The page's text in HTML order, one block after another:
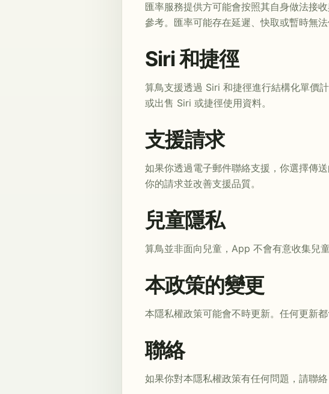
匯率服務提供方可能會按照其自身做法接
參考。匯率可能存在延遲、快取或暫時無
Siri 和捷徑
算鳥支援透過 Siri 和捷徑進行結構化單價
或出售 Siri 或捷徑使用資料。
支援請求
如果你透過電子郵件聯絡支援，你選擇傳
你的請求並改善支援品質。
兒童隱私
算鳥並非面向兒童，App 不會有意收集兒童
本政策的變更
本隱私權政策可能會不時更新。任何更新
聯絡
如果你對本隱私權政策有任何問題，請聯絡